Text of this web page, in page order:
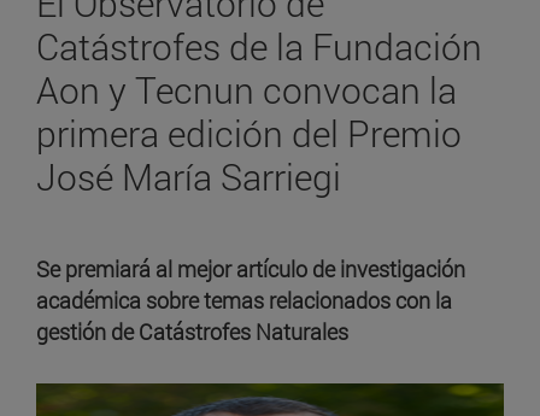
Catástrofes de la Fundación
Aon y Tecnun convocan la
primera edición del Premio
José María Sarriegi
Se premiará al mejor artículo de investigación
académica sobre temas relacionados con la
gestión de Catástrofes Naturales